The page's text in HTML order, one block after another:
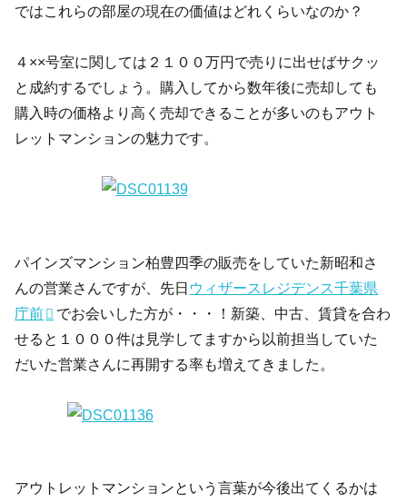
ではこれらの部屋の現在の価値はどれくらいなのか？
４××号室に関しては２１００万円で売りに出せばサクッ
と成約するでしょう。購入してから数年後に売却しても
購入時の価格より高く売却できることが多いのもアウト
レットマンションの魅力です。
パインズマンション柏豊四季の販売をしていた新昭和さ
んの営業さんですが、先日 ウィザースレジデンス千葉県
庁前
でお会いした方が・・・！新築、中古、賃貸を合わ
せると１０００件は見学してますから以前担当していた
だいた営業さんに再開する率も増えてきました。
アウトレットマンションという言葉が今後出てくるかは